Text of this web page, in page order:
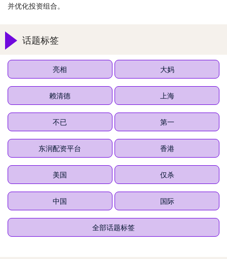
并优化投资组合。
话题标签
亮相 大妈
赖清德 上海
不已 第一
东润配资平台 香港
美国 仅杀
中国 国际
全部话题标签